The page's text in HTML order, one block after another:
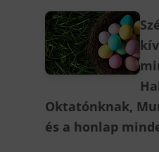
Oktatónknak,
és a honlap